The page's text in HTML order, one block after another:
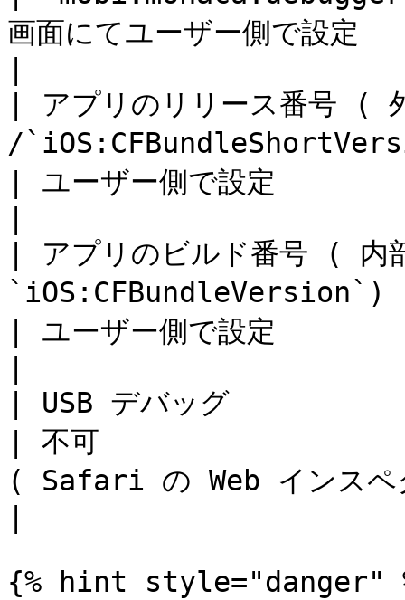
画面にてユーザー側で設定
| アプリのリリース番号 (
/
| ユーザー側で設定
| アプリのビルド番号 ( 内
| ユーザー側で設定
| USB デバッグ
| 不可
( Safari の Web インス
{% hint style="danger"